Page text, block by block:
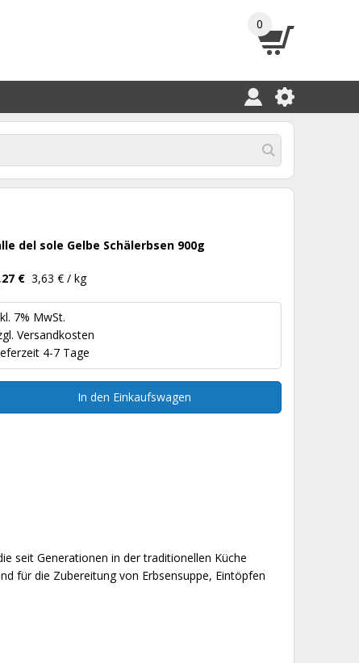
0
del sole Gelbe Schälerbsen 900g
27 € 3,63 € / kg
7% MwSt.
Versandkosten
4-7 Tage
In den Einkaufswagen
seit Generationen in der traditionellen Küche
für die Zubereitung von Erbsensuppe, Eintöpfen